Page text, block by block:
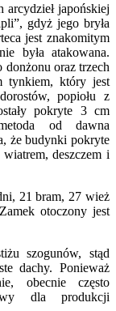
arcydzieł japońskiej
gdyż jego bryła
jest znakomitym
była atakowana.
donżonu oraz trzech
tynkiem, który jest
popiołu z
pokryte 3 cm
od dawna
że budynki pokryte
deszczem i
21 bram, 27 wież
otoczony jest
szogunów, stąd
dachy. Ponieważ
obecnie często
dla produkcji